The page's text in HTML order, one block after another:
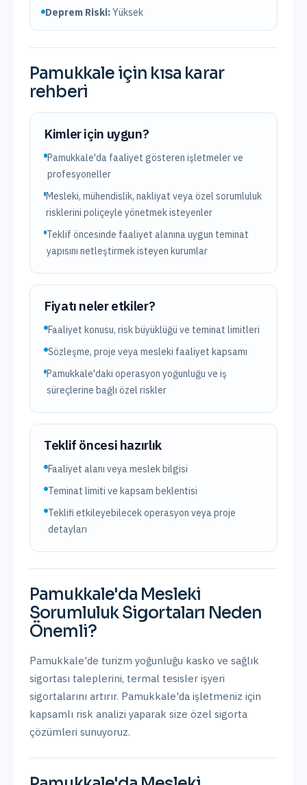
Deprem Riski:Yüksek
Pamukkale için kısa karar
rehberi
Kimler için uygun?
Pamukkale'da faaliyet gösteren işletmeler ve
profesyoneller
Mesleki, mühendislik, nakliyat veya özel sorumluluk
risklerini poliçeyle yönetmek isteyenler
Teklif öncesinde faaliyet alanına uygun teminat
yapısını netleştirmek isteyen kurumlar
Fiyatı neler etkiler?
Faaliyet konusu, risk büyüklüğü ve teminat limitleri
Sözleşme, proje veya mesleki faaliyet kapsamı
Pamukkale'daki operasyon yoğunluğu ve iş
süreçlerine bağlı özel riskler
Teklif öncesi hazırlık
Faaliyet alanı veya meslek bilgisi
Teminat limiti ve kapsam beklentisi
Teklifi etkileyebilecek operasyon veya proje
detayları
Pamukkale'da Mesleki
Sorumluluk Sigortaları Neden
Önemli?
Pamukkale'de turizm yoğunluğu kasko ve sağlık
sigortası taleplerini, termal tesisler işyeri
sigortalarını artırır. Pamukkale'da işletmeniz için
kapsamlı risk analizi yaparak size özel sigorta
çözümleri sunuyoruz.